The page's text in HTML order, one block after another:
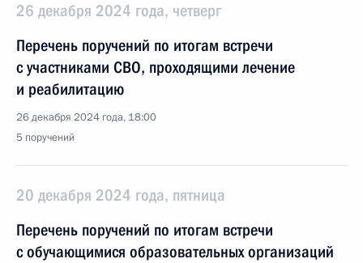
26 декабря 2024 года, четверг
Перечень поручений по итогам встречи
с участниками СВО, проходящими лечение
и реабилитацию
26 декабря 2024 года, 18:00
5 поручений
20 декабря 2024 года, пятница
Перечень поручений по итогам встречи
с обучающимися образовательных организаций